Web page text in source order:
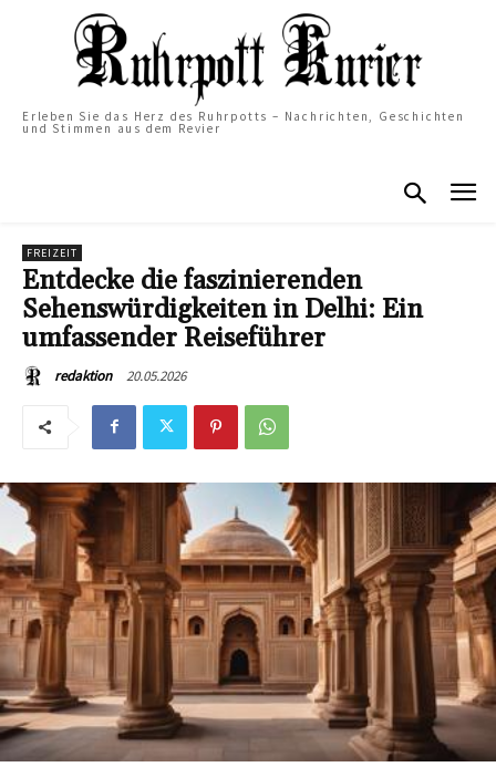
Erleben Sie das Herz des Ruhrpotts – Nachrichten, Geschichten
und Stimmen aus dem Revier
FREIZEIT
Entdecke die faszinierenden
Sehenswürdigkeiten in Delhi: Ein
umfassender Reiseführer
redaktion 20.05.2026